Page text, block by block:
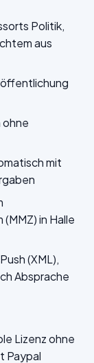
Politik,
aus
ohne
mit
in Halle
(XML),
Absprache
Lizenz ohne
Paypal